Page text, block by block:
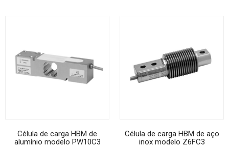
Célula de carga HBM de
alumínio modelo PW10C3
Célula de carga HBM de aço
inox modelo Z6FC3